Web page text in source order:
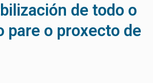
de todo o
pare o proxecto de